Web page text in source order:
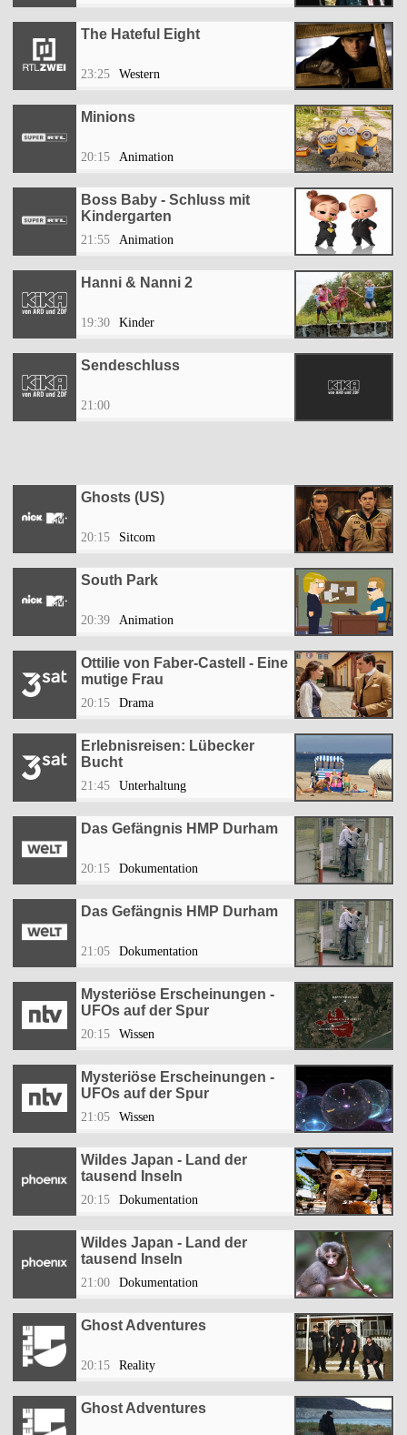
The Hateful Eight
23:25 Western
Minions
20:15 Animation
Boss Baby - Schluss mit
Kindergarten
21:55 Animation
Hanni & Nanni 2
19:30 Kinder
Sendeschluss
21:00
Ghosts (US)
20:15 Sitcom
South Park
20:39 Animation
Ottilie von Faber-Castell - Eine
mutige Frau
20:15 Drama
Erlebnisreisen: Lübecker
Bucht
21:45 Unterhaltung
Das Gefängnis HMP Durham
20:15 Dokumentation
Das Gefängnis HMP Durham
21:05 Dokumentation
Mysteriöse Erscheinungen -
UFOs auf der Spur
20:15 Wissen
Mysteriöse Erscheinungen -
UFOs auf der Spur
21:05 Wissen
Wildes Japan - Land der
tausend Inseln
20:15 Dokumentation
Wildes Japan - Land der
tausend Inseln
21:00 Dokumentation
Ghost Adventures
20:15 Reality
Ghost Adventures